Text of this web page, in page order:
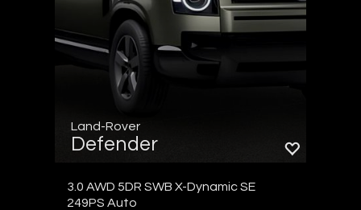
Land-Rover
Defender
3.0 AWD 5DR SWB X-Dynamic SE
249PS Auto